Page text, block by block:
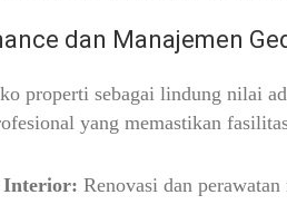
dan Manajemen
properti sebagai lindung nilai
yang memastikan
Interior: Renovasi dan